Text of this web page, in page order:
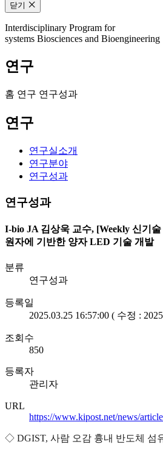
닫기
Interdisciplinary Program for
systems Biosciences and Bioengineering
연구
홈 연구 연구성과
연구
연구실소개
연구분야
연구성과
연구성과
I-bio JA 김상욱 교수, [Weekly 신기
원자에 기반한 양자 LED 기술 개발
분류
연구성과
등록일
2025.03.25 16:57:00 ( 수정 :
조회수
850
등록자
관리자
URL
https://www.kipost.net/news/
◇ DGIST, 사람 오감 흉내 반도체 섬